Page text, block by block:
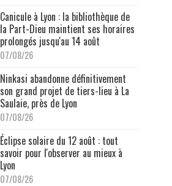
Canicule à Lyon : la bibliothèque de
la Part-Dieu maintient ses horaires
prolongés jusqu'au 14 août
07/08/26
Ninkasi abandonne définitivement
son grand projet de tiers-lieu à La
Saulaie, près de Lyon
07/08/26
Éclipse solaire du 12 août : tout
savoir pour l'observer au mieux à
Lyon
07/08/26